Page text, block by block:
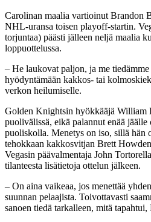
Carolinan maalia vartioinut Brandon
NHL-uransa toisen playoff-startin.
torjuntaa) päästi jälleen neljä maalia
loppuottelussa.
– He laukovat paljon, ja me
hyödyntämään kakkos- tai
verkon heilumiselle.
Golden Knightsin hyökkääjä William
puolivälissä, eikä palannut enää
puoliskolla. Menetys on iso, sillä hän
tehokkaan kakkosvitjan Brett
Vegasin päävalmentaja John
tilanteesta lisätietoja ottelun jälkeen.
– On aina vaikeaa, jos menettää
suunnan pelaajista. Toivottavasti
sanoen tiedä tarkalleen, mitä